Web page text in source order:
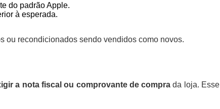
do padrão Apple.
à esperada.
ou recondicionados sendo vendidos como novos.
a nota fiscal ou comprovante de compra da loja. Esse